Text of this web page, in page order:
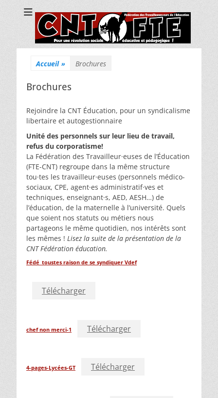
CNT Fédération
des
Travailleuses/eurs
Pour une révolution sociale, éducative et pédagogique !
Accueil » Brochures
Brochures
Rejoindre la CNT Éducation, pour un syndicalisme
libertaire et autogestionnaire
Unité des personnels sur leur lieu de travail,
refus du corporatisme!
La Fédération des Travailleur·euses de l’Éducation
(FTE-CNT) regroupe dans la même structure
tou·tes les travailleur·euses (personnels médico-
sociaux, CPE, agent·es administratif·ves et
techniques, enseignant·s, AED, AESH…) de
l’éducation, de la maternelle à l’université. Quels
que soient nos statuts ou métiers nous
partageons le même quotidien, nos intérêts sont
les mêmes ! Lisez la suite de la présentation de la
CNT Fédération éducation.
Fédé_toustes raison de se syndiquer Vdef
Télécharger
chef non merci-1 Télécharger
4-pages-Lycées-GT Télécharger